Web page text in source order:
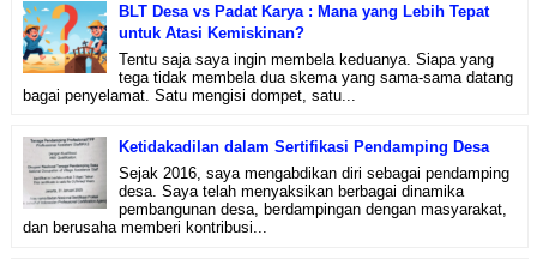
BLT Desa vs Padat Karya : Mana yang Lebih Tepat
untuk Atasi Kemiskinan?
Tentu saja saya ingin membela keduanya. Siapa yang
tega tidak membela dua skema yang sama-sama datang
bagai penyelamat. Satu mengisi dompet, satu...
Ketidakadilan dalam Sertifikasi Pendamping Desa
Sejak 2016, saya mengabdikan diri sebagai pendamping
desa. Saya telah menyaksikan berbagai dinamika
pembangunan desa, berdampingan dengan masyarakat,
dan berusaha memberi kontribusi...